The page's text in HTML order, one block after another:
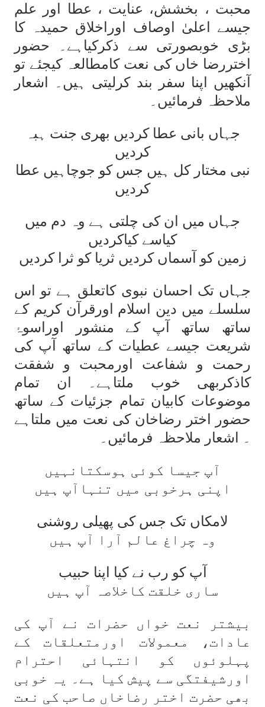
محبت ، بخشش، عنایت ، عطا اور علم
جیسے اعلیٰ اوصاف اوراخلاق حمیدہ کا
بڑی خوبصورتی سے ذکرکیاہے۔ حضور
اختررضا خاں کی نعت کامطالعہ کیجئے تو
آنکھیں اپنا سفر بند کرلیتی ہیں۔ اشعار
ملاحظہ فرمائیں۔
جہاں بانی عطا کردیں بھری جنت ہبہ
کردیں
نبی مختار کل ہیں جس کو جوچاہیں عطا
کردیں
جہاں میں ان کی چلتی ہے وہ دم میں
کیاسے کیاکردیں
زمین کو آسماں کردیں ثریا کو ثرا کردیں
جہاں تک احسان نبوی کاتعلق ہے تو اس
سلسلے میں دین اسلام اورقرآن کریم کے
ساتھ ساتھ آپ کے منشور اوراسوۂ
شریعت جیسے عطیات کے ساتھ آپ کی
رحمت و شفاعت اورمحبت و شفقت
کاذکربھی خوب ملتاہے۔ ان تمام
موضوعات کابیان تمام جزئیات کے ساتھ
حضور اختر رضاخان کی نعت میں ملتاہے
۔ اشعار ملاحظہ فرمائیں۔
آپ جیسا کوئی ہوسکتانہیں
اپنی ہرخوبی میں تنہاآپ ہیں
لامکاں تک جس کی پھیلی روشنی
وہ چراغ عالم آرا آپ ہیں
آپ کو رب نے کیا اپنا حبیب
ساری خلقت کاخلاصہ آپ ہیں
بیشتر نعت خواں حضرات نے آپ کی
عادات، معمولات اورمتعلقات کے
پہلوئوں کو انتہائی احترام
اورشیفتگی سے پیش کیا ہے۔ یہ خوبی
بھی حضرت اختر رضاخاں صاحب کی نعت